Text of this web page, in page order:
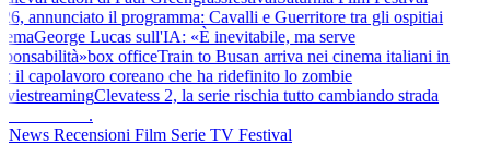
annunciato il programma: Cavalli e Guerritore tra gli ospitiai
George Lucas sull'IA: «È inevitabile, ma serve
box officeTrain to Busan arriva nei cinema italiani in
il capolavoro coreano che ha ridefinito lo zombie
streamingClevatess 2, la serie rischia tutto cambiando strada
.
News Recensioni Film Serie TV Festival